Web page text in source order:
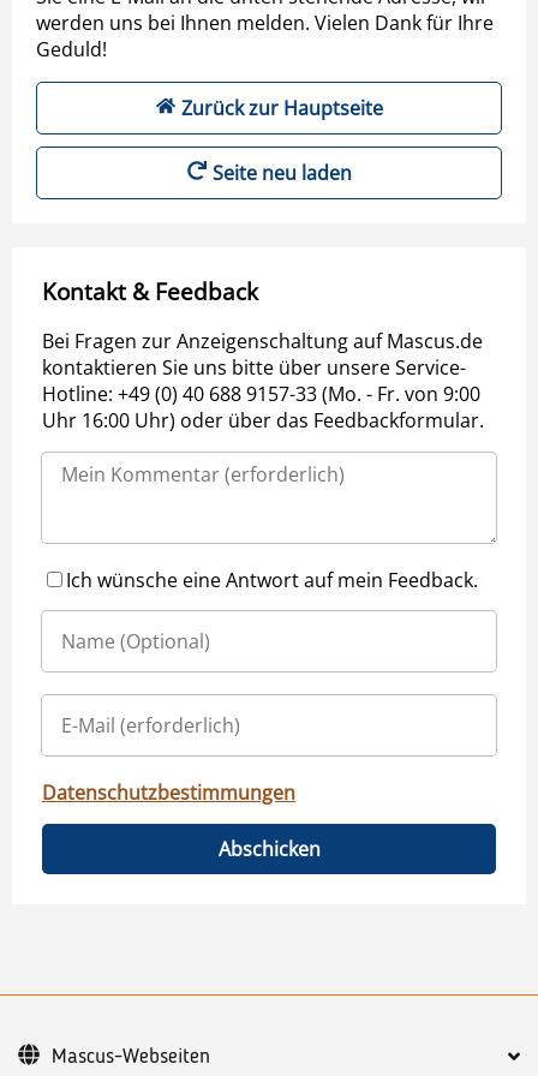
werden uns bei Ihnen melden. Vielen Dank für Ihre
Geduld!
Zurück zur Hauptseite
Seite neu laden
Kontakt & Feedback
Bei Fragen zur Anzeigenschaltung auf Mascus.de
kontaktieren Sie uns bitte über unsere Service-
Hotline: +49 (0) 40 688 9157-33 (Mo. - Fr. von 9:00
Uhr 16:00 Uhr) oder über das Feedbackformular.
Ich wünsche eine Antwort auf mein Feedback.
Datenschutzbestimmungen
Abschicken
Mascus-Webseiten